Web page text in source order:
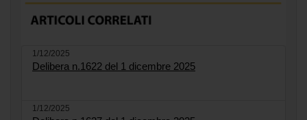
1/12/2025
Delibera n.1622 del 1 dicembre 2025
1/12/2025